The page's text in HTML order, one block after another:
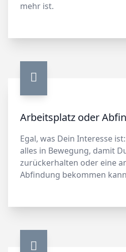
mehr ist.
Arbeitsplatz oder
Egal, was Dein Interesse
alles in Bewegung, damit
zurückerhalten oder eine
Abfindung bekommen